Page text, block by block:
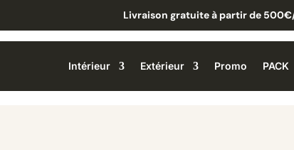
Livraison gratuite à partir de
Intérieur Extérieur Promo PACK